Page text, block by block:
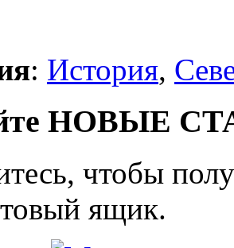
: История,
НОВЫЕ
чтобы
ящик.